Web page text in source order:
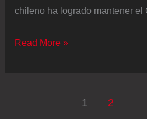
chileno ha logrado mantener el
La
Read More »
1 2